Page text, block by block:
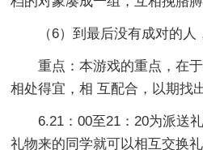
（6）到最后没有成对的人
重点：本游戏的重点，在于
相处得宜，相 互配合，以期找
6.21：00至21：20为派送礼
礼物来的同学就可以相互交换礼